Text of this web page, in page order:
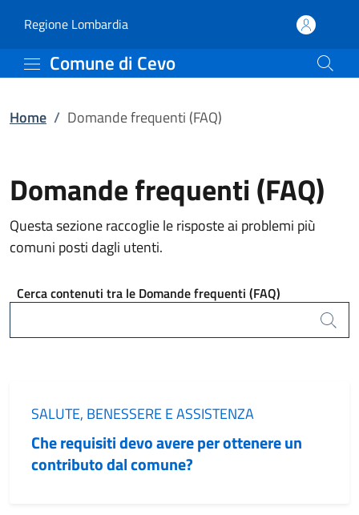
Domande frequenti
Regione Lombardia(apre in un'altra scheda).
Comune di Cevo
Home / Domande frequenti (FAQ)
Domande frequenti (FAQ)
Questa sezione raccoglie le risposte ai problemi più
comuni posti dagli utenti.
Cerca contenuti tra le Domande frequenti (FAQ)
Cerca
Categoria:
SALUTE, BENESSERE E ASSISTENZA
Che requisiti devo avere per ottenere un
contributo dal comune?